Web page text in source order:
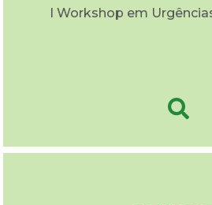
I Workshop em